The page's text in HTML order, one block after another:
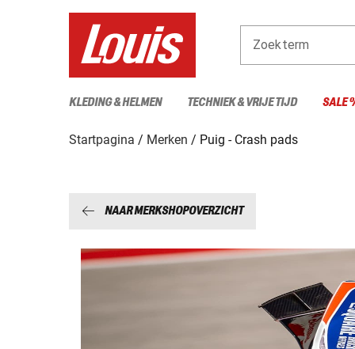
Zoekterm
KLEDING & HELMEN TECHNIEK & VRIJE TIJD SALE
Startpagina Merken Puig - Crash pads
NAAR MERKSHOPOVERZICHT